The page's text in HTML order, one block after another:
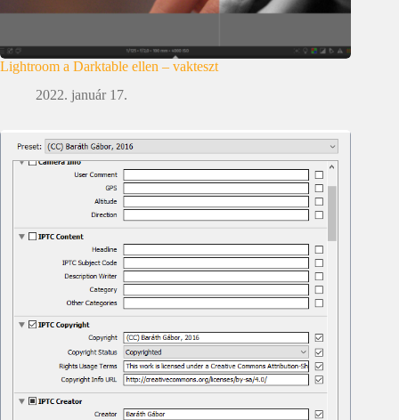
Lightroom a Darktable ellen – vakteszt
2022. január 17.